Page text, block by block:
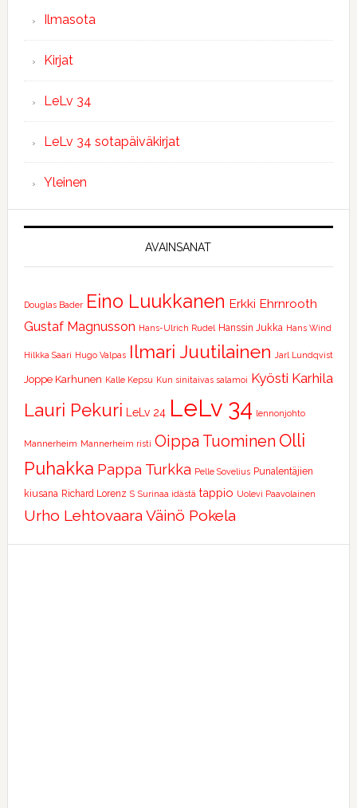
Ilmasota
Kirjat
LeLv 34
LeLv 34 sotapäiväkirjat
Yleinen
AVAINSANAT
Douglas Bader Eino Luukkanen Erkki Ehrnrooth
Gustaf Magnusson Hans-Ulrich Rudel Hanssin Jukka Hans Wind
Hilkka Saari Hugo Valpas Ilmari Juutilainen Jarl Lundqvist
Joppe Karhunen Kalle Kepsu Kun sinitaivas salamoi Kyösti Karhila
Lauri Pekuri LeLv 24 LeLv 34 lennonjohto
Mannerheim Mannerheim risti Oippa Tuominen Olli
Puhakka Pappa Turkka Pelle Sovelius Punalentäjien
kiusana Richard Lorenz S Surinaa idästä tappio Uolevi Paavolainen
Urho Lehtovaara Väinö Pokela